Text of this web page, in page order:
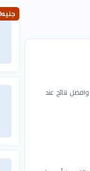
نتائج عند
-161.00جنيه